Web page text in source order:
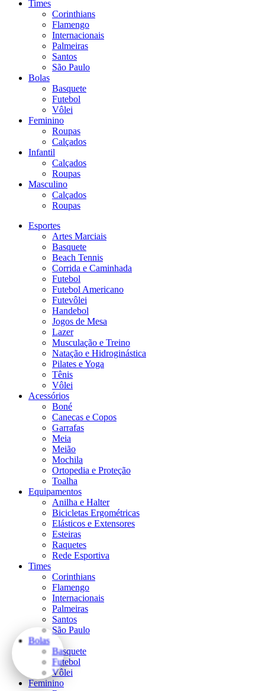
Times
Corinthians
Flamengo
Internacionais
Palmeiras
Santos
São Paulo
Bolas
Basquete
Futebol
Vôlei
Feminino
Roupas
Calçados
Infantil
Calçados
Roupas
Masculino
Calçados
Roupas
Esportes
Artes Marciais
Basquete
Beach Tennis
Corrida e Caminhada
Futebol
Futebol Americano
Futevôlei
Handebol
Jogos de Mesa
Lazer
Musculação e Treino
Natação e Hidroginástica
Pilates e Yoga
Tênis
Vôlei
Acessórios
Boné
Canecas e Copos
Garrafas
Meia
Meião
Mochila
Ortopedia e Proteção
Toalha
Equipamentos
Anilha e Halter
Bicicletas Ergométricas
Elásticos e Extensores
Esteiras
Raquetes
Rede Esportiva
Times
Corinthians
Flamengo
Internacionais
Palmeiras
Santos
São Paulo
Bolas
Basquete
Futebol
Vôlei
Feminino